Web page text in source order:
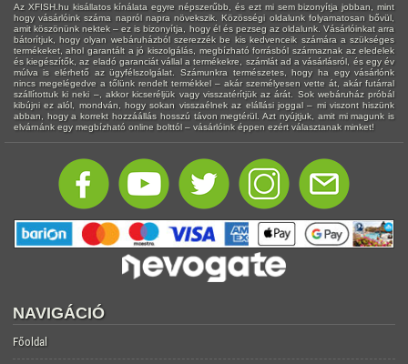
Az XFISH.hu kisállatos kínálata egyre népszerűbb, és ezt mi sem bizonyítja jobban, mint
hogy vásárlóink száma napról napra növekszik. Közösségi oldalunk folyamatosan bővül,
amit köszönünk nektek – ez is bizonyítja, hogy él és pezseg az oldalunk. Vásárlóinkat arra
bátorítjuk, hogy olyan webáruházból szerezzék be kis kedvenceik számára a szükséges
termékeket, ahol garantált a jó kiszolgálás, megbízható forrásból származnak az eledelek
és kiegészítők, az eladó garanciát vállal a termékekre, számlát ad a vásárlásról, és egy év
múlva is elérhető az ügyfélszolgálat. Számunkra természetes, hogy ha egy vásárlónk
nincs megelégedve a tőlünk rendelt termékkel – akár személyesen vette át, akár futárral
szállítottuk ki neki –, akkor kicseréljük vagy visszatérítjük az árát. Sok webáruház próbál
kibújni ez alól, mondván, hogy sokan visszaélnek az elállási joggal – mi viszont hiszünk
abban, hogy a korrekt hozzáállás hosszú távon megtérül. Azt nyújtjuk, amit mi magunk is
elvárnánk egy megbízható online bolttól – vásárlóink éppen ezért választanak minket!
NAVIGÁCIÓ
Főoldal